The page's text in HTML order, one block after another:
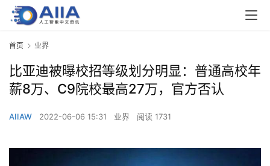
首页 业界
比亚迪被曝校招等级划分明显：普通高校年
薪8万、C9院校最高27万，官方否认
AIIAW 2022-06-06 15:31 业界 阅读 1731